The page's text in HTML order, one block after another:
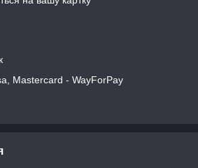
Mastercard - WayForPay